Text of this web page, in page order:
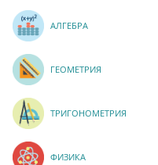
АЛГЕБРА
ГЕОМЕТРИЯ
ТРИГОНОМЕТРИЯ
ФИЗИКА